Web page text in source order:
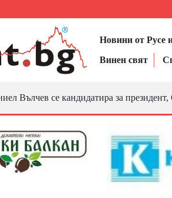
Новини от Русе
Винен свят
Вълчев се кандидатира за